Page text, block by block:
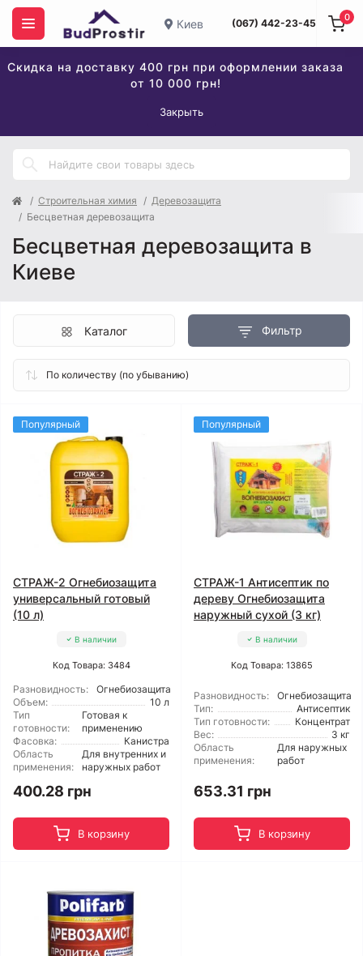
Киев (067) 442-23-45
Скидка на доставку 400 грн при оформлении заказа
от 10 000 грн!
Закрыть
0
Строительная химия
Деревозащита
Бесцветная деревозащита
Бесцветная деревозащита в
Киеве
Фильтр
Каталог
Популярный
СТРАЖ-2 Огнебиозащита
универсальный готовый
(10 л)
В наличии
Код Товара: 3484
Разновидность:
Огнебиозащита
Объем:
10 л
Тип
готовности:
Готовая к
применению
Фасовка:
Канистра
Область
применения:
Для внутренних и
наружных работ
400.28 грн
В корзину
Популярный
СТРАЖ-1 Антисептик по
дереву Огнебиозащита
наружный сухой (3 кг)
В наличии
Код Товара: 13865
Разновидность:
Огнебиозащита
Тип:
Антисептик
Тип готовности:
Концентрат
Вес:
3 кг
Область
применения:
Для наружных
работ
653.31 грн
В корзину